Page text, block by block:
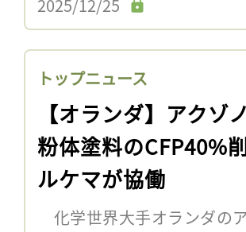
2025/12/25
トップニュース
【オランダ】アクゾ
粉体塗料のCFP40%
ルケマが協働
化学世界大手オランダの